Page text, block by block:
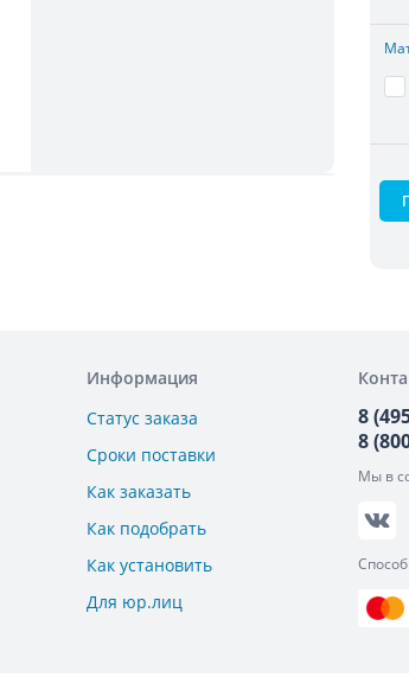
Информация
Статус заказа
Сроки поставки
Как заказать
Как подобрать
Как установить
Для юр.лиц
8
8
Мы в